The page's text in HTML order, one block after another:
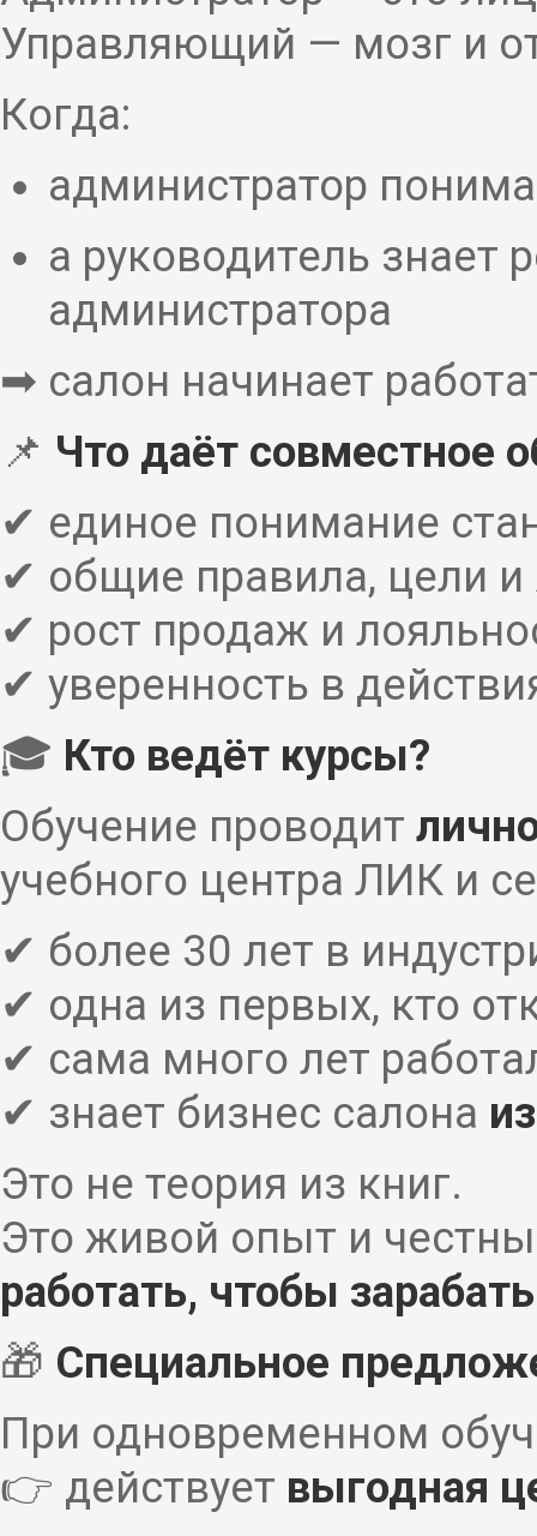
Управляющий — мозг и
Когда:
администратор
а руководитель знает
администратора
➡ салон начинает
📌 Что даёт совместное
✔ единое понимание
✔ общие правила, цели
✔ рост продаж и
✔ уверенность в
🎓 Кто ведёт курсы?
Обучение проводит
учебного центра ЛИК и
✔ более 30 лет в
✔ одна из первых, кто
✔ сама много лет
✔ знает бизнес салона
Это не теория из книг.
Это живой опыт и
работать, чтобы
🎁 Специальное
При одновременном
👉 действует выгодная